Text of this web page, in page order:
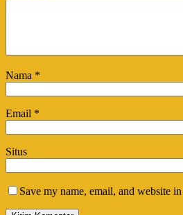
Nama *
Email *
Situs
Save my name, email, and website